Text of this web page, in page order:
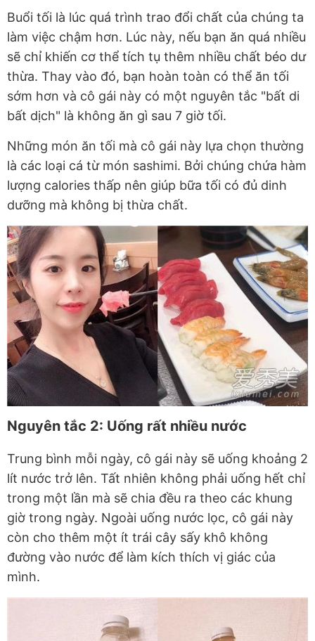
Buổi tối là lúc quá trình trao đổi chất của chúng ta
làm việc chậm hơn. Lúc này, nếu bạn ăn quá nhiều
sẽ chỉ khiến cơ thể tích tụ thêm nhiều chất béo dư
thừa. Thay vào đó, bạn hoàn toàn có thể ăn tối
sớm hơn và cô gái này có một nguyên tắc "bất di
bất dịch" là không ăn gì sau 7 giờ tối.
Những món ăn tối mà cô gái này lựa chọn thường
là các loại cá từ món sashimi. Bởi chúng chứa hàm
lượng calories thấp nên giúp bữa tối có đủ dinh
dưỡng mà không bị thừa chất.
Nguyên tắc 2: Uống rất nhiều nước
Trung bình mỗi ngày, cô gái này sẽ uống khoảng 2
lít nước trở lên. Tất nhiên không phải uống hết chỉ
trong một lần mà sẽ chia đều ra theo các khung
giờ trong ngày. Ngoài uống nước lọc, cô gái này
còn cho thêm một ít trái cây sấy khô không
đường vào nước để làm kích thích vị giác của
mình.